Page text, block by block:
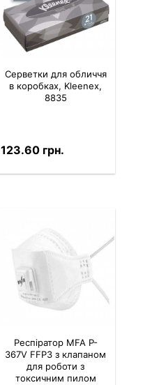
Серветки для обличчя
в коробках, Kleenex,
8835
123.60 грн.
Респіратор MFA P-
367V FFP3 з клапаном
для роботи з
токсичним пилом